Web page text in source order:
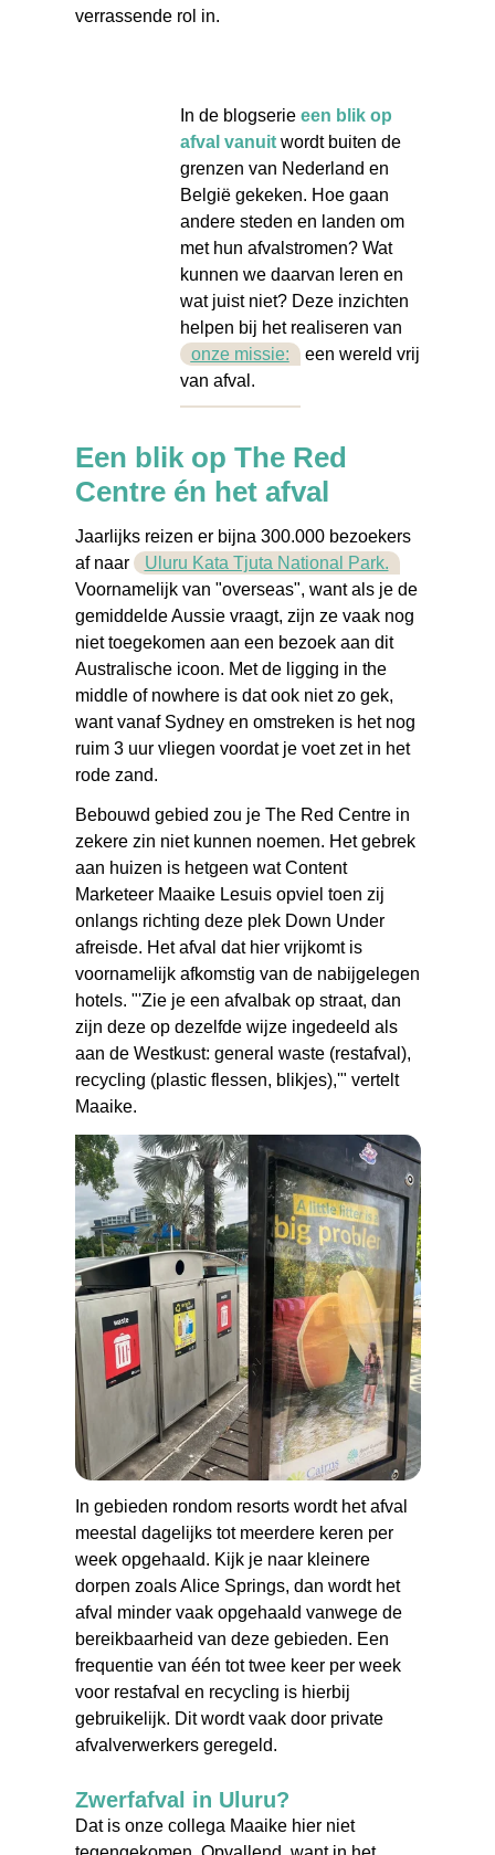
verrassende rol in.
In de blogserieeen blik op
afval vanuitwordt buiten de
grenzen van Nederland en
België gekeken. Hoe gaan
andere steden en landen om
met hun afvalstromen? Wat
kunnen we daarvan leren en
wat juist niet? Deze inzichten
helpen bij het realiseren van
onze missie:
een wereld vrij
van afval.
Een blik op The Red
Centre én het afval
Jaarlijks reizen er bijna 300.000 bezoekers
af naar
Uluru Kata Tjuta National Park.
Voornamelijk van "overseas", want als je de
gemiddelde Aussie vraagt, zijn ze vaak nog
niet toegekomen aan een bezoek aan dit
Australische icoon. Met de ligging in the
middle of nowhere is dat ook niet zo gek,
want vanaf Sydney en omstreken is het nog
ruim 3 uur vliegen voordat je voet zet in het
rode zand.
Bebouwd gebied zou je The Red Centre in
zekere zin niet kunnen noemen. Het gebrek
aan huizen is hetgeen wat Content
Marketeer Maaike Lesuis opviel toen zij
onlangs richting deze plek Down Under
afreisde. Het afval dat hier vrijkomt is
voornamelijk afkomstig van de nabijgelegen
hotels. "'Zie je een afvalbak op straat, dan
zijn deze op dezelfde wijze ingedeeld als
aan de Westkust: general waste (restafval),
recycling (plastic flessen, blikjes),'" vertelt
Maaike.
In gebieden rondom resorts wordt het afval
meestal dagelijks tot meerdere keren per
week opgehaald. Kijk je naar kleinere
dorpen zoals Alice Springs, dan wordt het
afval minder vaak opgehaald vanwege de
bereikbaarheid van deze gebieden. Een
frequentie van één tot twee keer per week
voor restafval en recycling is hierbij
gebruikelijk. Dit wordt vaak door private
afvalverwerkers geregeld.
Zwerfafval in Uluru?
Dat is onze collega Maaike hier niet